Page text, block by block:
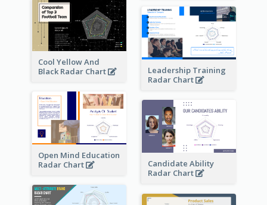
Cool Yellow And
Black Radar Chart
Leadership Training
Radar Chart
Open Mind Education
Radar Chart
Candidate Ability
Radar Chart